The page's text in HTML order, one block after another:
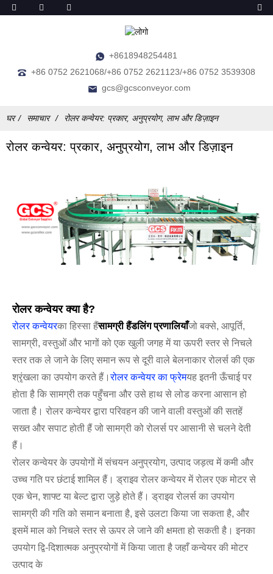
+8618948254481
+86 0752 2621068/+86 0752 2621123/+86 0752 3539308
gcs@gcsconveyor.com
घर समाचार रोलर कन्वेयर: प्रकार, अनुप्रयोग, लाभ और डिज़ाइन
रोलर कन्वेयर: प्रकार, अनुप्रयोग, लाभ और डिज़ाइन
रोलर कन्वेयर क्या है?
रोलर कन्वेयरका हिस्सा हैंसामग्री हैंडलिंग प्रणालियाँजो बक्से, आपूर्ति,
सामग्री, वस्तुओं और भागों को एक खुली जगह में या ऊपरी स्तर से निचले
स्तर तक ले जाने के लिए समान रूप से दूरी वाले बेलनाकार रोलर्स की एक
श्रृंखला का उपयोग करते हैं।रोलर कन्वेयर का फ्रेमयह इतनी ऊँचाई पर
होता है कि सामग्री तक पहुँचना और उसे हाथ से लोड करना आसान हो
जाता है। रोलर कन्वेयर द्वारा परिवहन की जाने वाली वस्तुओं की सतहें
सख्त और सपाट होती हैं जो सामग्री को रोलर्स पर आसानी से चलने देती
हैं।
रोलर कन्वेयर के उपयोगों में संचयन अनुप्रयोग, उत्पाद जड़त्व में कमी और
उच्च गति पर छंटाई शामिल हैं। ड्राइव रोलर कन्वेयर में रोलर एक मोटर से
एक चेन, शाफ्ट या बेल्ट द्वारा जुड़े होते हैं। ड्राइव रोलर्स का उपयोग
सामग्री की गति को समान बनाता है, इसे उलटा किया जा सकता है, और
इसमें माल को निचले स्तर से ऊपर ले जाने की क्षमता हो सकती है। इनका
उपयोग द्वि-दिशात्मक अनुप्रयोगों में किया जाता है जहाँ कन्वेयर की मोटर
उत्पाद के